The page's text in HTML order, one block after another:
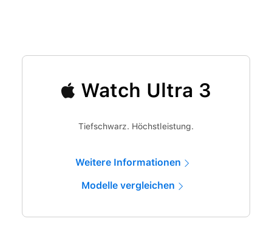
Watch Ultra 3
Tiefschwarz. Höchstleistung.
Weitere Informationen
Modelle vergleichen